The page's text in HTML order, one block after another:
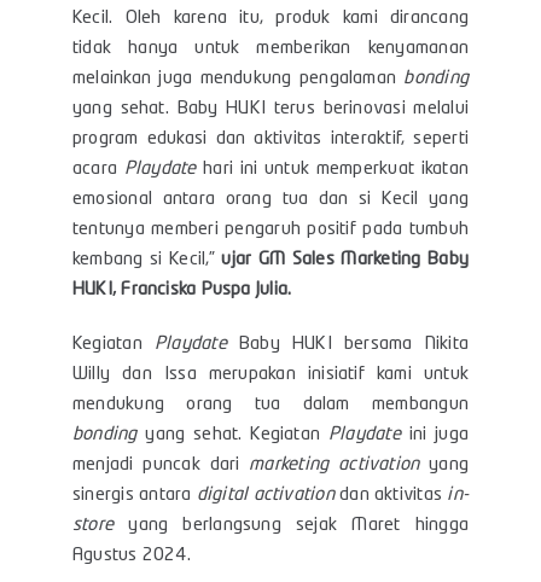
Kecil. Oleh karena itu, produk kami dirancang
tidak hanya untuk memberikan kenyamanan
melainkan juga mendukung pengalaman bonding
yang sehat. Baby HUKI terus berinovasi melalui
program edukasi dan aktivitas interaktif, seperti
acara Playdatehari ini untuk memperkuat ikatan
emosional antara orang tua dan si Kecil yang
tentunya memberi pengaruh positif pada tumbuh
kembang si Kecil,”ujar GM Sales Marketing Baby
HUKI, Franciska Puspa Julia.
Kegiatan Playdate Baby HUKI bersama Nikita
Willy dan Issa merupakan inisiatif kami untuk
mendukung orang tua dalam membangun
bondingyang sehat. Kegiatan Playdate ini juga
menjadi puncak dari marketing activationyang
sinergis antara digital activationdan aktivitas in-
storeyang berlangsung sejak Maret hingga
Agustus 2024.